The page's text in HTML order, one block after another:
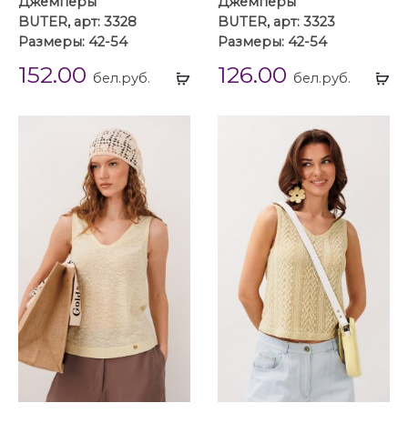
Выбрать
BUTER, арт: 3328
Размеры: 42-54
152.00 бел.руб.
BUTER, арт: 3323
Размеры: 42-54
126.00 бел.руб.